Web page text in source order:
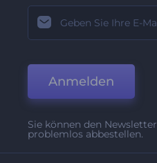
Anmelden
Sie können den
problemlos abbestellen.